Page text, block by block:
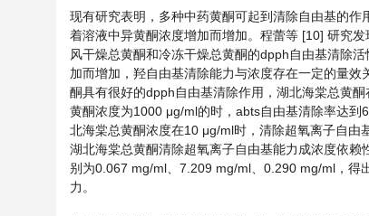
现有研究表明，多种中药黄酮可起到清除自由基的
着溶液中异黄酮浓度增加而增加。程蕾等 [10] 研究
风干燥总黄酮和冷冻干燥总黄酮的dpph自由基清除
加而增加，羟自由基清除能力与浓度存在一定的量
酮具有很好的dpph自由基清除作用，湖北海棠总黄
黄酮浓度为1000 μg/ml的时，abts自由基清除率达到
北海棠总黄酮浓度在10 μg/ml时，清除超氧离子自由
湖北海棠总黄酮清除超氧离子自由基能力成浓度依
别为0.067 mg/ml、7.209 mg/ml、0.290 mg/ml，得
力。